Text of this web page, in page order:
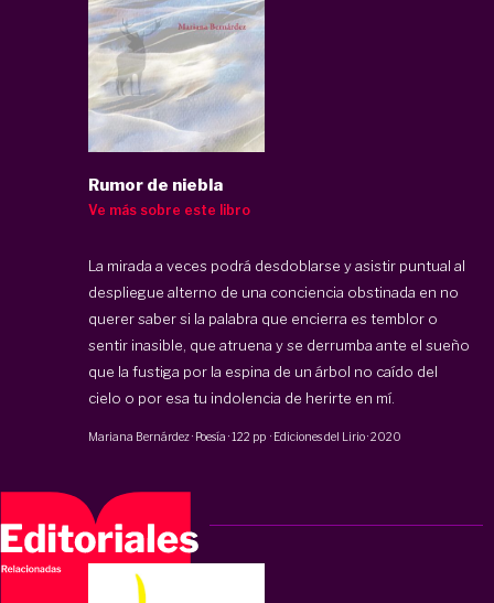
Rumor de niebla
Ve más sobre este libro
La mirada a veces podrá desdoblarse y asistir puntual al
despliegue alterno de una conciencia obstinada en no
querer saber si la palabra que encierra es temblor o
sentir inasible, que atruena y se derrumba ante el sueño
que la fustiga por la espina de un árbol no caído del
cielo o por esa tu indolencia de herirte en mí.
Mariana Bernárdez· Poesía ·122 pp · Ediciones del Lirio·2020